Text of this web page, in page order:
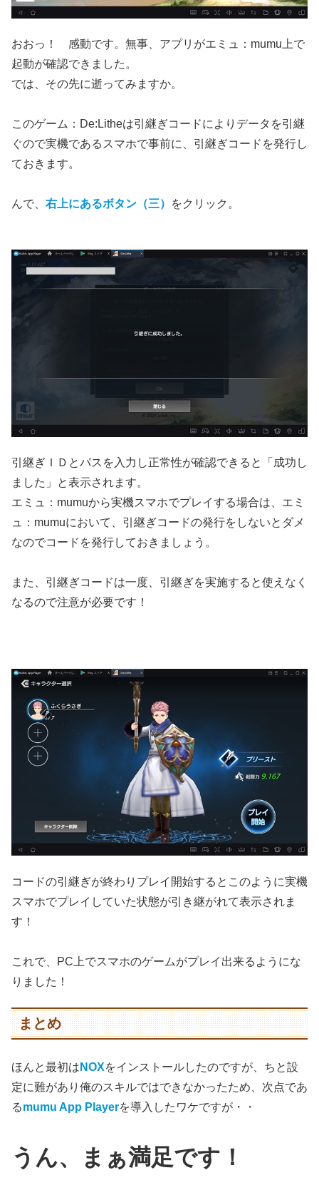
おおっ！ 感動です。無事、アプリがエミュ：mumu上で
起動が確認できました。
では、その先に逝ってみますか。
このゲーム：De:Litheは引継ぎコードによりデータを引継
ぐので実機であるスマホで事前に、引継ぎコードを発行し
ておきます。
んで、 右上にあるボタン（三） をクリック。
引継ぎＩＤとパスを入力し正常性が確認できると「成功し
ました」と表示されます。
エミュ：mumuから実機スマホでプレイする場合は、エミ
ュ：mumuにおいて、引継ぎコードの発行をしないとダメ
なのでコードを発行しておきましょう。
また、引継ぎコードは一度、引継ぎを実施すると使えなく
なるので注意が必要です！
コードの引継ぎが終わりプレイ開始するとこのように実機
スマホでプレイしていた状態が引き継がれて表示されま
す！
これで、PC上でスマホのゲームがプレイ出来るようにな
りました！
まとめ
ほんと最初は NOXをインストールしたのですが、ちと設
定に難があり俺のスキルではできなかったため、次点であ
るmumu App Playerを導入したワケですが・・
うん、まぁ満足です！